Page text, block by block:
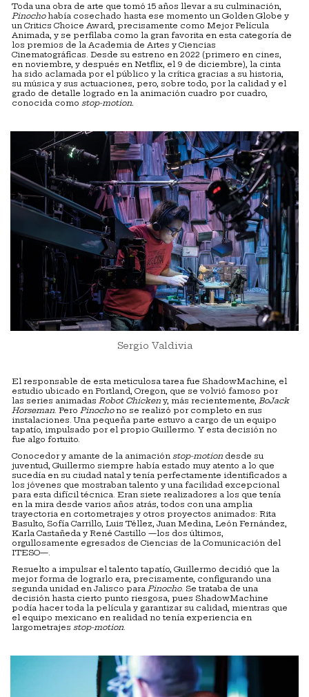
Toda una obra de arte que tomó 15 años llevar a su culminación,
Pinochohabía cosechado hasta ese momento un Golden Globe y
un Critics Choice Award, precisamente como Mejor Película
Animada, y se perfilaba como la gran favorita en esta categoría de
los premios de la Academia de Artes y Ciencias
Cinematográficas. Desde su estreno en 2022 (primero en cines,
en noviembre, y después en Netflix, el 9 de diciembre), la cinta
ha sido aclamada por el público y la crítica gracias a su historia,
su música y sus actuaciones, pero, sobre todo, por la calidad y el
grado de detalle logrado en la animación cuadro por cuadro,
conocida como stop-motion.
Sergio Valdivia
El responsable de esta meticulosa tarea fue ShadowMachine, el
estudio ubicado en Portland, Oregon, que se volvió famoso por
las series animadas Robot Chicken y, más recientemente, BoJack
Horseman . Pero Pinochono se realizó por completo en sus
instalaciones. Una pequeña parte estuvo a cargo de un equipo
tapatío, impulsado por el propio Guillermo. Y esta decisión no
fue algo fortuito.
Conocedor y amante de la animación stop-motion desde su
juventud, Guillermo siempre había estado muy atento a lo que
sucedía en su ciudad natal y tenía perfectamente identificados a
los jóvenes que mostraban talento y una facilidad excepcional
para esta difícil técnica. Eran siete realizadores a los que tenía
en la mira desde varios años atrás, todos con una amplia
trayectoria en cortometrajes y otros proyectos animados: Rita
Basulto, Sofía Carrillo, Luis Téllez, Juan Medina, León Fernández,
Karla Castañeda y René Castillo —los dos últimos,
orgullosamente egresados de Ciencias de la Comunicación del
ITESO—.
Resuelto a impulsar el talento tapatío, Guillermo decidió que la
mejor forma de lograrlo era, precisamente, configurando una
segunda unidad en Jalisco para Pinocho. Se trataba de una
decisión hasta cierto punto riesgosa, pues ShadowMachine
podía hacer toda la película y garantizar su calidad, mientras que
el equipo mexicano en realidad no tenía experiencia en
largometrajes stop-motion